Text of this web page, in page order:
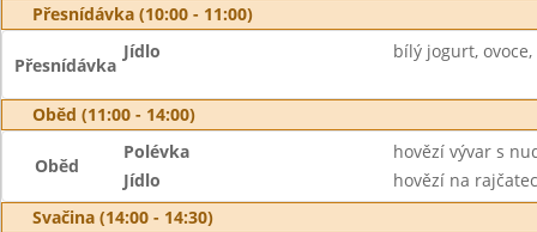
Přesnídávka (10:00 - 11:00)
Přesnídávka
Jídlo bílý jogurt, ovoce,
Oběd (11:00 - 14:00)
Oběd
Polévka
hovězí vývar s
Jídlo
hovězí na
Svačina (14:00 - 14:30)